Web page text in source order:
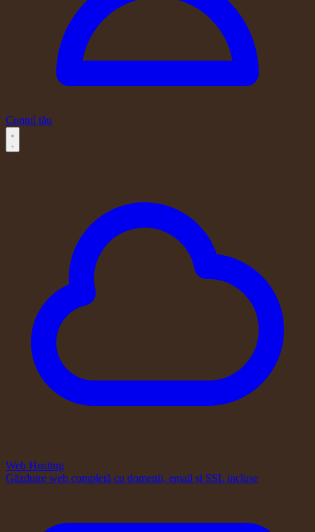
Contul tău
Web Hosting
Găzduire web completă cu domenii, email și SSL incluse